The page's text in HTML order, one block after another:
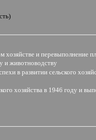
хозяйстве и перевыполнение
и животноводству
в развитии сельского
хозяйства в 1946 году и